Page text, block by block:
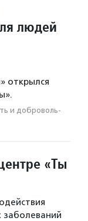
людей
открылся
и доброволь­
«Ты
заболеваний